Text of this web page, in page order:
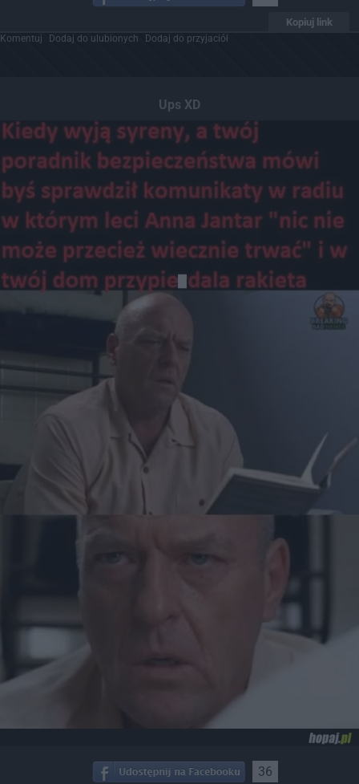
Kopiuj link
Komentuj Dodaj do ulubionych Dodaj do przyjaciół
Ups XD
36